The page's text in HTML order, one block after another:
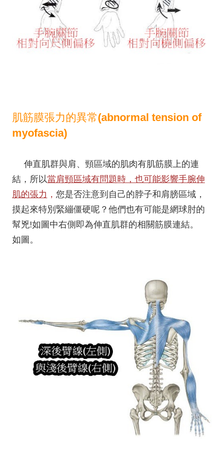
肌筋膜張力的異常(abnormal tension of
myofascia)
伸直肌群與肩、頸區域的肌肉有肌筋膜上的連
結，所以當肩頸區域有問題時，也可能影響手腕伸
肌的張力 ， 您是否注意到自己的脖子和肩膀區域，
摸起來特別緊繃僵硬呢？他們也有可能是網球肘的
幫兇!如圖中右側即為伸直肌群的相關筋膜連結。
如圖。